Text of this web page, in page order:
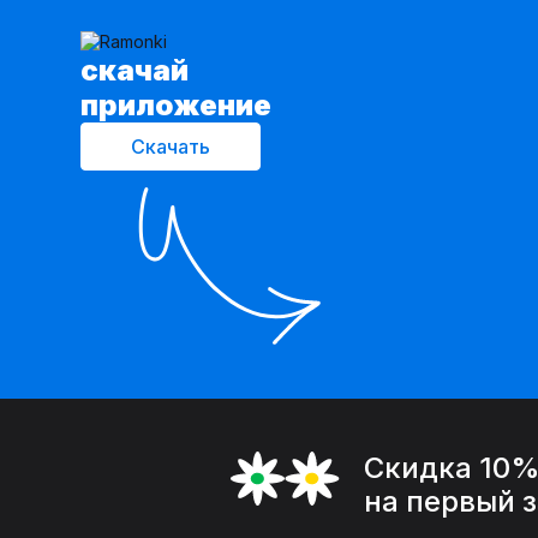
cкачай
приложение
Скачать
Скидка 10%
на первый